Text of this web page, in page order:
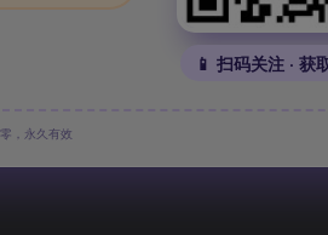
📱 扫码关注 · 获
，永久有效